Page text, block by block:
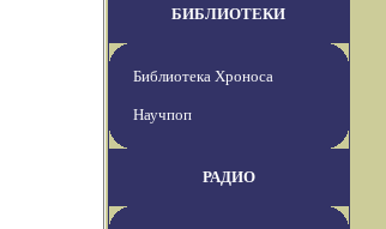
БИБЛИОТЕКИ
Библиотека Хроноса
Научпоп
РАДИО